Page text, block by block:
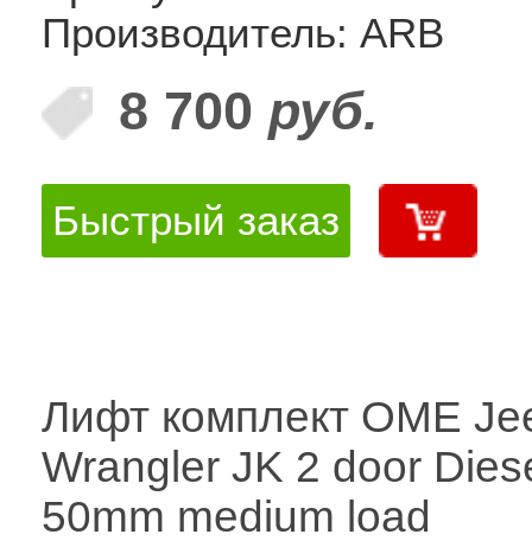
Производитель: ARB
8 700 руб.
Быстрый заказ
Лифт комплект OME
Wrangler JK 2 door
50mm medium load